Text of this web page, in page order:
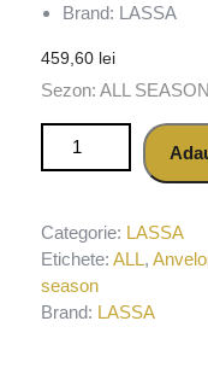
Brand: LASSA
459,60 lei
Sezon: ALL
Cantitate Anvelopa
Categorie: LASSA
Etichete:ALL,
season
Brand: LASSA